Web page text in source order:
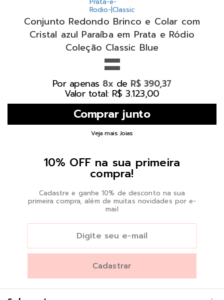
Conjunto Redondo Brinco e Colar com
Cristal azul Paraíba em Prata e Ródio
Coleção Classic Blue
=
Por apenas 8x de R$ 390,37
Valor total: R$ 3.123,00
Veja mais Joias
10% OFF na sua primeira
compra!
Cadastre e ganhe 10% de desconto na sua
primeira compra, além de muitas novidades por e-
mail